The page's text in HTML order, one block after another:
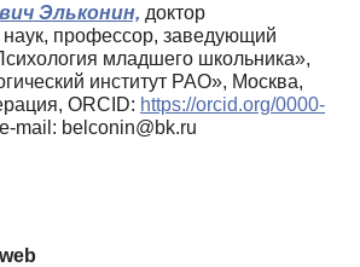
Эльконин, доктор
наук, профессор, заведующий
младшего школьника»,
институт РАО», Москва,
ORCID: https://orcid.org/0000-
mail: belconin@bk.ru